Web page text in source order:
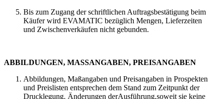
Bis zum Zugang der schriftlichen Auftragsbestätigung beim
Käufer wird EVAMATIC bezüglich Mengen, Lieferzeiten
und Zwischenverkäufen nicht gebunden.
ABBILDUNGEN, MASSANGABEN, PREISANGABEN
Abbildungen, Maßangaben und Preisangaben in Prospekten
und Preislisten entsprechen dem Stand zum Zeitpunkt der
Drucklegung. Änderungen derAusführung,soweit sie keine